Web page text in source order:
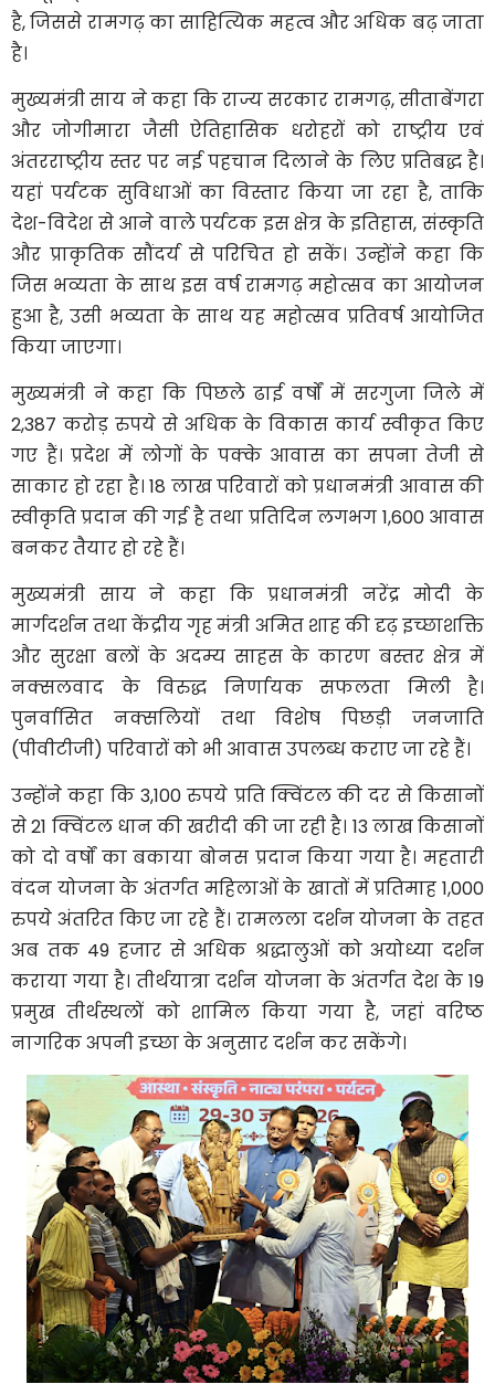
है, जिससे रामगढ़ का साहित्यिक महत्व और अधिक बढ़ जाता
है।
मुख्यमंत्री साय ने कहा कि राज्य सरकार रामगढ़, सीताबेंगरा
और जोगीमारा जैसी ऐतिहासिक धरोहरों को राष्ट्रीय एवं
अंतरराष्ट्रीय स्तर पर नई पहचान दिलाने के लिए प्रतिबद्ध है।
यहां पर्यटक सुविधाओं का विस्तार किया जा रहा है, ताकि
देश-विदेश से आने वाले पर्यटक इस क्षेत्र के इतिहास, संस्कृति
और प्राकृतिक सौंदर्य से परिचित हो सकें। उन्होंने कहा कि
जिस भव्यता के साथ इस वर्ष रामगढ़ महोत्सव का आयोजन
हुआ है, उसी भव्यता के साथ यह महोत्सव प्रतिवर्ष आयोजित
किया जाएगा।
मुख्यमंत्री ने कहा कि पिछले ढाई वर्षों में सरगुजा जिले में
2,387 करोड़ रुपये से अधिक के विकास कार्य स्वीकृत किए
गए हैं। प्रदेश में लोगों के पक्के आवास का सपना तेजी से
साकार हो रहा है। 18 लाख परिवारों को प्रधानमंत्री आवास की
स्वीकृति प्रदान की गई है तथा प्रतिदिन लगभग 1,600 आवास
बनकर तैयार हो रहे हैं।
मुख्यमंत्री साय ने कहा कि प्रधानमंत्री नरेंद्र मोदी के
मार्गदर्शन तथा केंद्रीय गृह मंत्री अमित शाह की दृढ़ इच्छाशक्ति
और सुरक्षा बलों के अदम्य साहस के कारण बस्तर क्षेत्र में
नक्सलवाद के विरुद्ध निर्णायक सफलता मिली है।
पुनर्वासित नक्सलियों तथा विशेष पिछड़ी जनजाति
(पीवीटीजी) परिवारों को भी आवास उपलब्ध कराए जा रहे हैं।
उन्होंने कहा कि 3,100 रुपये प्रति क्विंटल की दर से किसानों
से 21 क्विंटल धान की खरीदी की जा रही है। 13 लाख किसानों
को दो वर्षों का बकाया बोनस प्रदान किया गया है। महतारी
वंदन योजना के अंतर्गत महिलाओं के खातों में प्रतिमाह 1,000
रुपये अंतरित किए जा रहे हैं। रामलला दर्शन योजना के तहत
अब तक 49 हजार से अधिक श्रद्धालुओं को अयोध्या दर्शन
कराया गया है। तीर्थयात्रा दर्शन योजना के अंतर्गत देश के 19
प्रमुख तीर्थस्थलों को शामिल किया गया है, जहां वरिष्ठ
नागरिक अपनी इच्छा के अनुसार दर्शन कर सकेंगे।